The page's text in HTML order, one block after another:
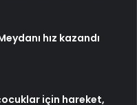
hız kazandı
için hareket,